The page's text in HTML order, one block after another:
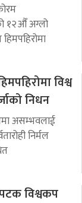
१२औँ अग्लो
विश्व
निधन
असम्भवलाई
निर्मल
विश्वकप